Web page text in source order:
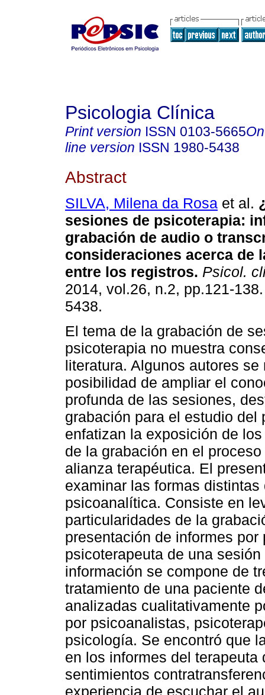
Psicologia Clínica
Print version ISSN 0103-5665
line version ISSN 1980-5438
Abstract
SILVA, Milena da Rosa et al.
sesiones de psicoterapia:
grabación de audio o
consideraciones acerca de
entre los registros. Psicol.
2014, vol.26, n.2, pp.121-
5438.
El tema de la grabación de
psicoterapia no muestra
literatura. Algunos autores se
posibilidad de ampliar el
profunda de las sesiones,
grabación para el estudio
enfatizan la exposición de
de la grabación en el
alianza terapéutica. El
examinar las formas
psicoanalítica. Consiste en
particularidades de la
presentación de informes
psicoterapeuta de una
información se compone de
tratamiento de una paciente
analizadas cualitativamente
por psicoanalistas,
psicología. Se encontró que
en los informes del
sentimientos
experiencia de escuchar el